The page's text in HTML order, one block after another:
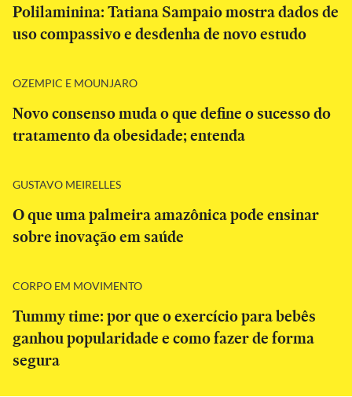
Polilaminina: Tatiana Sampaio mostra dados de
uso compassivo e desdenha de novo estudo
OZEMPIC E MOUNJARO
Novo consenso muda o que define o sucesso do
tratamento da obesidade; entenda
GUSTAVO MEIRELLES
O que uma palmeira amazônica pode ensinar
sobre inovação em saúde
CORPO EM MOVIMENTO
Tummy time: por que o exercício para bebês
ganhou popularidade e como fazer de forma
segura